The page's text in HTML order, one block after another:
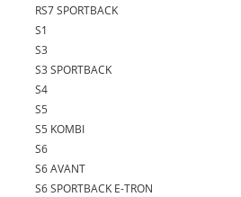
RS7 SPORTBACK
S1
S3
S3 SPORTBACK
S4
S5
S5 KOMBI
S6
S6 AVANT
S6 SPORTBACK E-TRON